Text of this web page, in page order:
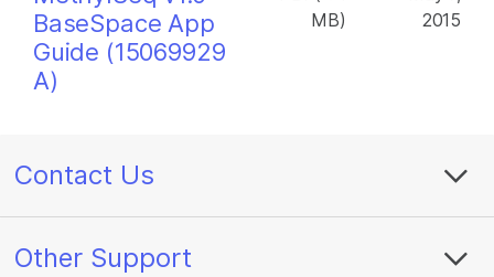
BaseSpace App
Guide (15069929
A)
MB)
2015
Contact Us
Other Support